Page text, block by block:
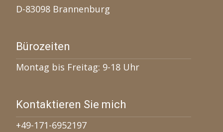
D-83098 Brannenburg
Bürozeiten
Montag bis Freitag: 9-18 Uhr
Kontaktieren Sie mich
+49-171-6952197